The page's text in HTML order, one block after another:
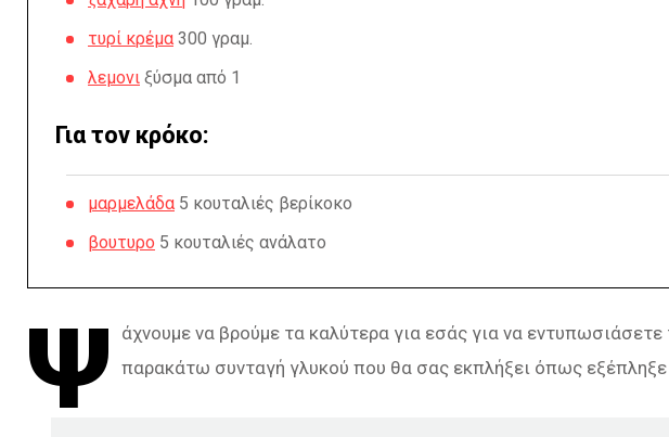
τυρί κρέμα 300 γραμ.
λεμονι ξύσμα από 1
Για τον κρόκο:
μαρμελάδα 5 κουταλιές βερίκοκο
βουτυρο 5 κουταλιές ανάλατο
Ψ
άχνουμε να βρούμε τα καλύτερα για εσάς για να
παρακάτω συνταγή γλυκού που θα σας εκπλήξει όπως εξέπληξε